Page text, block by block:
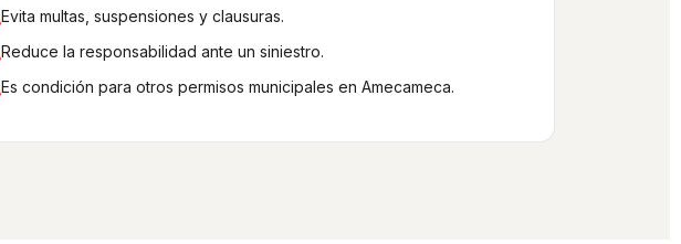
Evita multas, suspensiones y clausuras.
Reduce la responsabilidad ante un siniestro.
Es condición para otros permisos municipales en Amecameca.